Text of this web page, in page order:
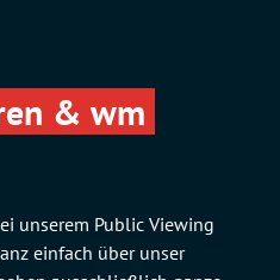
& wm
unserem Public Viewing
einfach über unser